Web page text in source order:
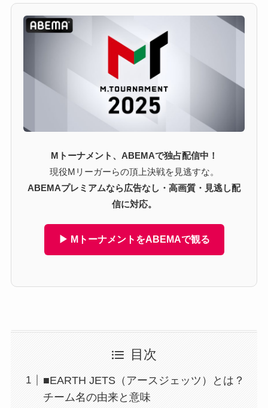
Mトーナメント、ABEMAで独占配信中！
現役Mリーガーらの頂上決戦を見逃すな。
ABEMAプレミアムなら広告なし・高画質・見逃し配
信に対応。
▶ MトーナメントをABEMAで観る
目次
■EARTH JETS（アースジェッツ）とは？
チーム名の由来と意味